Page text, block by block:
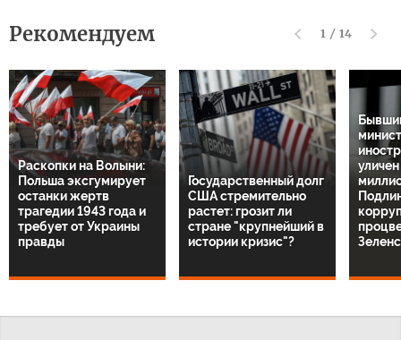
Рекомендуем 1 / 14
Раскопки на Волыни:
Польша эксгумирует
останки жертв
трагедии 1943 года и
требует от Украины
правды
Государственный долг
США стремительно
растет: грозит ли
стране "крупнейший в
истории кризис"?